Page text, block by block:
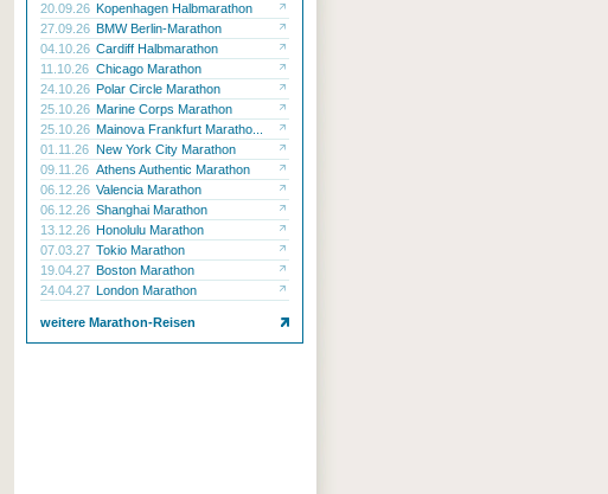
20.09.26 Kopenhagen Halbmarathon
27.09.26 BMW Berlin-Marathon
04.10.26 Cardiff Halbmarathon
11.10.26 Chicago Marathon
24.10.26 Polar Circle Marathon
25.10.26 Marine Corps Marathon
25.10.26 Mainova Frankfurt Maratho...
01.11.26 New York City Marathon
09.11.26 Athens Authentic Marathon
06.12.26 Valencia Marathon
06.12.26 Shanghai Marathon
13.12.26 Honolulu Marathon
07.03.27 Tokio Marathon
19.04.27 Boston Marathon
24.04.27 London Marathon
weitere Marathon-Reisen